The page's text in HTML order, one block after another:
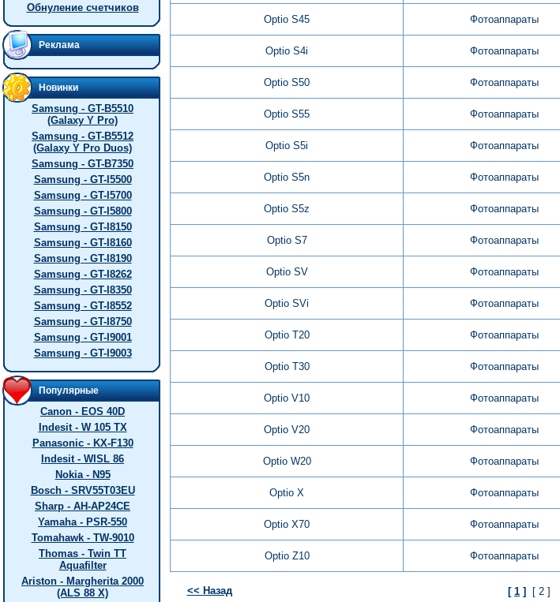
Обнуление счетчиков
Реклама
Новинки
Samsung - GT-B5510
(Galaxy Y Pro)
Samsung - GT-B5512
(Galaxy Y Pro Duos)
Samsung - GT-B7350
Samsung - GT-I5500
Samsung - GT-I5700
Samsung - GT-I5800
Samsung - GT-I8150
Samsung - GT-I8160
Samsung - GT-I8190
Samsung - GT-I8262
Samsung - GT-I8350
Samsung - GT-I8552
Samsung - GT-I8750
Samsung - GT-I9001
Samsung - GT-I9003
Популярные
Canon - EOS 40D
Indesit - W 105 TX
Panasonic - KX-F130
Indesit - WISL 86
Nokia - N95
Bosch - SRV55T03EU
Sharp - AH-AP24CE
Yamaha - PSR-550
Tomahawk - TW-9010
Thomas - Twin TT
Aquafilter
Ariston - Margherita 2000
(ALS 88 X)
Optio S45 Фотоаппараты
Optio S4i Фотоаппараты
Optio S50 Фотоаппараты
Optio S55 Фотоаппараты
Optio S5i Фотоаппараты
Optio S5n Фотоаппараты
Optio S5z Фотоаппараты
Optio S7 Фотоаппараты
Optio SV Фотоаппараты
Optio SVi Фотоаппараты
Optio T20 Фотоаппараты
Optio T30 Фотоаппараты
Optio V10 Фотоаппараты
Optio V20 Фотоаппараты
Optio W20 Фотоаппараты
Optio X Фотоаппараты
Optio X70 Фотоаппараты
Optio Z10 Фотоаппараты
<< Назад [ 1 ] [ 2 ]